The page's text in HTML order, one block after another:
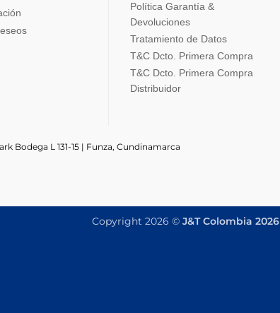
Política Garantía &
Devoluciones
Tratamiento de Datos
T&C Dcto. Primera Compra
T&C Dcto. Primera Compra
Distribuidor
Bodega L 131-15 | Funza, Cundinamarca
Copyright 2026 © J&T Colombia 2026